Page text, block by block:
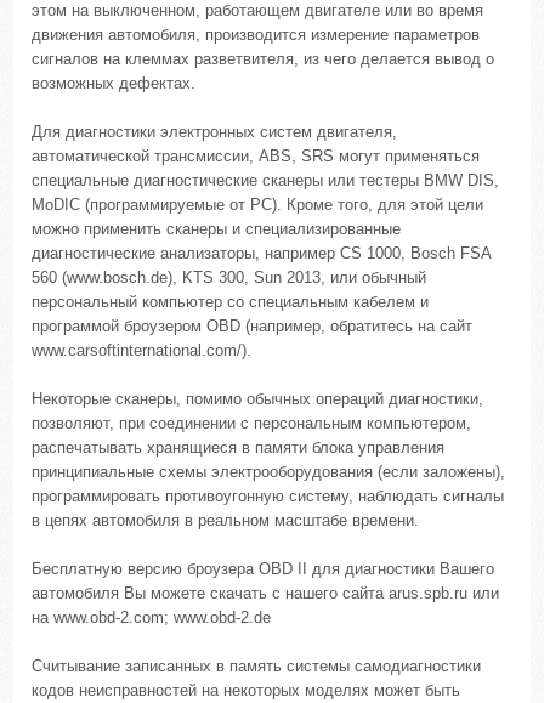
этом на выключенном, работающем двигателе или во время
движения автомобиля, производится измерение параметров
сигналов на клеммах разветвителя, из чего делается вывод о
возможных дефектах.
Для диагностики электронных систем двигателя,
автоматической трансмиссии, ABS, SRS могут применяться
специальные диагностические сканеры или тестеры BMW DIS,
MoDIC (программируемые от PC). Кроме того, для этой цели
можно применить сканеры и специализированные
диагностические анализаторы, например CS 1000, Bosch FSA
560 (www.bosch.de), KTS 300, Sun 2013, или обычный
персональный компьютер со специальным кабелем и
программой броузером OBD (например, обратитесь на сайт
www.carsoftinternational.com/).
Некоторые сканеры, помимо обычных операций диагностики,
позволяют, при соединении с персональным компьютером,
распечатывать хранящиеся в памяти блока управления
принципиальные схемы электрооборудования (если заложены),
программировать противоугонную систему, наблюдать сигналы
в цепях автомобиля в реальном масштабе времени.
Бесплатную версию броузера OBD II для диагностики Вашего
автомобиля Вы можете скачать с нашего сайта arus.spb.ru или
на www.obd-2.com; www.obd-2.de
Считывание записанных в память системы самодиагностики
кодов неисправностей на некоторых моделях может быть